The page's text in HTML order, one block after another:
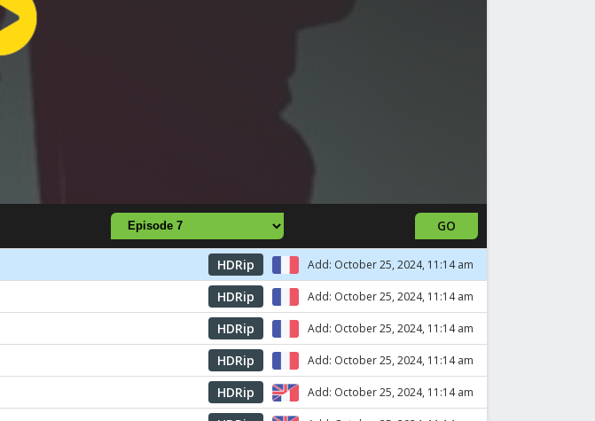
GO
Add: October 25, 2024, 11:14 am
HDRip
Add: October 25, 2024, 11:14 am
HDRip
Add: October 25, 2024, 11:14 am
HDRip
Add: October 25, 2024, 11:14 am
HDRip
Add: October 25, 2024, 11:14 am
HDRip